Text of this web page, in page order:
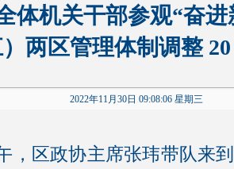
体机关干部参观“奋进
两区管理体制调整
2022年11月30日 09:08:06 星期三
，区政协主席张玮带队来